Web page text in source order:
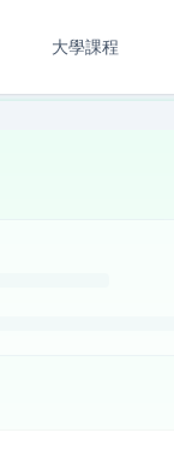
大學課程